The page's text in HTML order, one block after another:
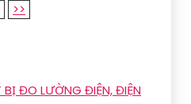
>>
ĐO LƯỜNG ĐIỆN, ĐIỆN